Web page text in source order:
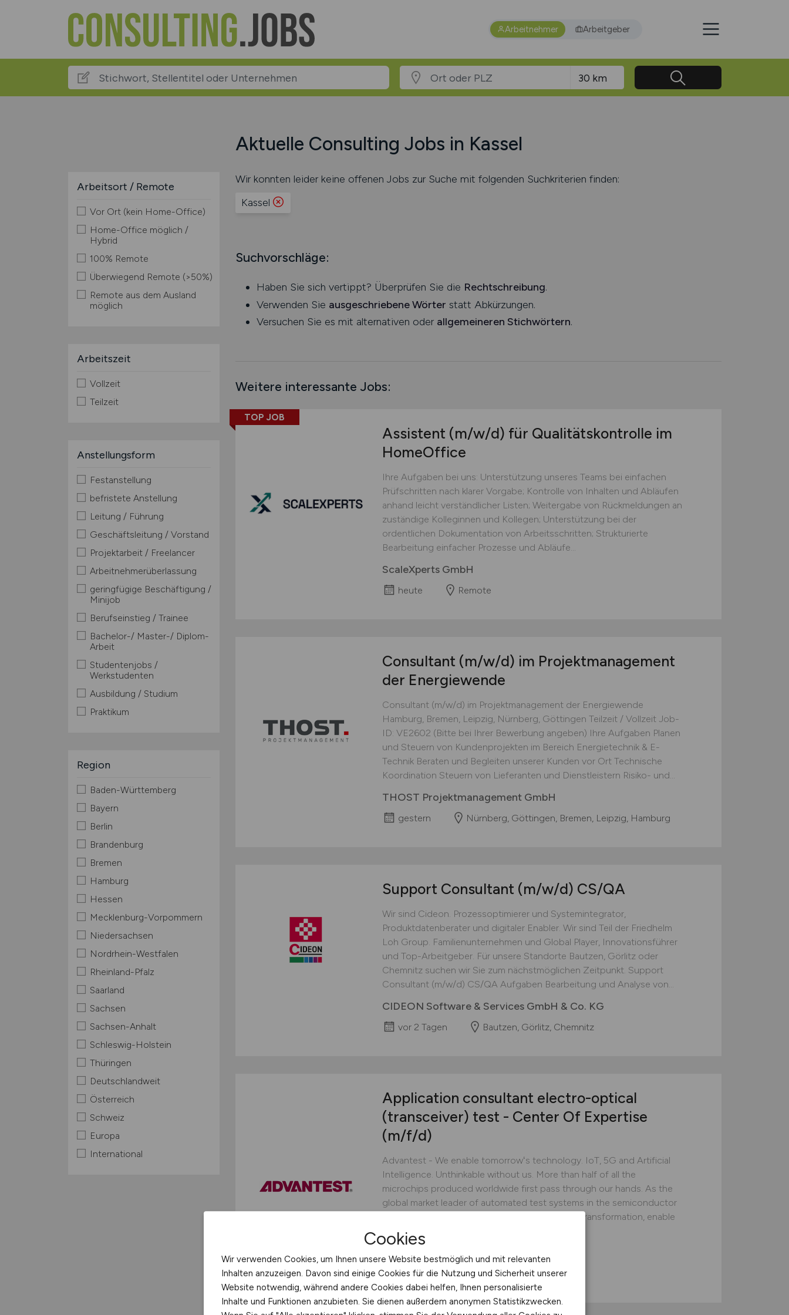
Arbeitnehmer Arbeitgeber
Aktuelle Consulting Jobs in Kassel
Arbeitsort / Remote
Vor Ort (kein Home-Office)
Home-Office möglich /
Hybrid
100% Remote
Überwiegend Remote (>50%)
Remote aus dem Ausland
möglich
Arbeitszeit
Vollzeit
Teilzeit
Anstellungsform
Festanstellung
befristete Anstellung
Leitung / Führung
Geschäftsleitung / Vorstand
Projektarbeit / Freelancer
Arbeitnehmerüberlassung
geringfügige Beschäftigung /
Minijob
Berufseinstieg / Trainee
Bachelor-/ Master-/ Diplom-
Arbeit
Studentenjobs /
Werkstudenten
Ausbildung / Studium
Praktikum
Region
Baden-Württemberg
Bayern
Berlin
Brandenburg
Bremen
Hamburg
Hessen
Mecklenburg-Vorpommern
Niedersachsen
Nordrhein-Westfalen
Rheinland-Pfalz
Saarland
Sachsen
Sachsen-Anhalt
Schleswig-Holstein
Thüringen
Deutschlandweit
Österreich
Schweiz
Europa
International
Wir konnten leider keine offenen Jobs zur Suche mit folgenden Suchkriterien finden:
Kassel
Suchvorschläge:
Haben Sie sich vertippt? Überprüfen Sie die Rechtschreibung.
Verwenden Sie ausgeschriebene Wörter statt Abkürzungen.
Versuchen Sie es mit alternativen oder allgemeineren Stichwörtern.
Weitere interessante Jobs:
TOP JOB
Assistent (m/w/d) für Qualitätskontrolle im
HomeOffice
Ihre Aufgaben bei uns: Unterstützung unseres Teams bei einfachen
Prüfschritten nach klarer Vorgabe; Kontrolle von Inhalten und Abläufen
anhand leicht verständlicher Listen; Weitergabe von Rückmeldungen an
zuständige Kolleginnen und Kollegen; Unterstützung bei der
ordentlichen Dokumentation von Arbeitsschritten; Strukturierte
Bearbeitung einfacher Prozesse und Abläufe...
ScaleXperts GmbH
heute Remote
Consultant (m/w/d) im Projektmanagement
der Energiewende
Consultant (m/w/d) im Projektmanagement der Energiewende
Hamburg, Bremen, Leipzig, Nürnberg, Göttingen Teilzeit / Vollzeit Job-
ID: VE2602 (Bitte bei Ihrer Bewerbung angeben) Ihre Aufgaben Planen
und Steuern von Kundenprojekten im Bereich Energietechnik & E-
Technik Beraten und Begleiten unserer Kunden vor Ort Technische
Koordination Steuern von Lieferanten und Dienstleistern Risiko- und...
THOST Projektmanagement GmbH
gestern Nürnberg, Göttingen, Bremen, Leipzig, Hamburg
Support Consultant (m/w/d) CS/QA
Wir sind Cideon. Prozessoptimierer und Systemintegrator,
Produktdatenberater und digitaler Enabler. Wir sind Teil der Friedhelm
Loh Group. Familienunternehmen und Global Player, Innovationsführer
und Top-Arbeitgeber. Für unsere Standorte Bautzen, Görlitz oder
Chemnitz suchen wir Sie zum nächstmöglichen Zeitpunkt. Support
Consultant (m/w/d) CS/QA Aufgaben Bearbeitung und Analyse von...
CIDEON Software & Services GmbH & Co. KG
vor 2 Tagen Bautzen, Görlitz, Chemnitz
Application consultant electro-optical
(transceiver) test - Center Of Expertise
(m/f/d)
Advantest - We enable tomorrowʻs technology. IoT, 5G and Artificial
Intelligence. Unthinkable without us. More than half of all the
microchips produced worldwide first pass through our hands. As the
global market leader of automated test systems in the semiconductor
industry we help the world to realize the digital transformation, enable
our customers to...
Advantest Europe GmbH
vor 2 Tagen Böblingen
Cookies
Wir verwenden Cookies, um Ihnen unsere Website bestmöglich und mit relevanten
Inhalten anzuzeigen. Davon sind einige Cookies für die Nutzung und Sicherheit unserer
Website notwendig, während andere Cookies dabei helfen, Ihnen personalisierte
Inhalte und Funktionen anzubieten. Sie dienen außerdem anonymen Statistikzwecken.